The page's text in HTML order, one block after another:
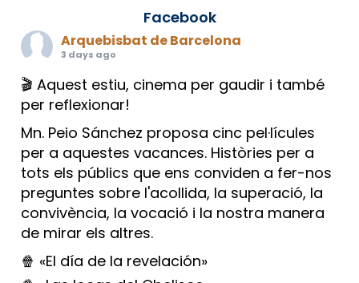
Facebook
Arquebisbat de Barcelona
3 days ago
🎬 Aquest estiu, cinema per gaudir i també
per reflexionar!
Mn. Peio Sánchez proposa cinc pel·lícules
per a aquestes vacances. Històries per a
tots els públics que ens conviden a fer-nos
preguntes sobre l'acollida, la superació, la
convivència, la vocació i la nostra manera
de mirar els altres.
🍿 «El día de la revelación»